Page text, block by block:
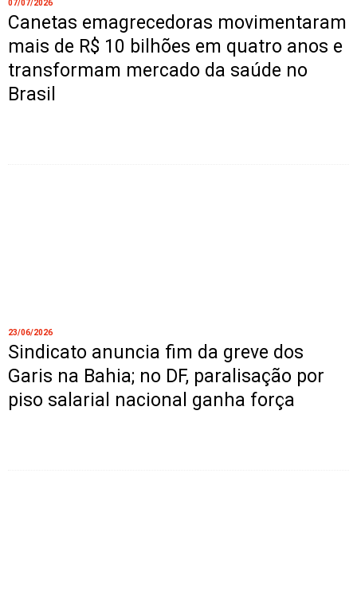
07/07/2026
Canetas emagrecedoras movimentaram
mais de R$ 10 bilhões em quatro anos e
transformam mercado da saúde no
Brasil
23/06/2026
Sindicato anuncia fim da greve dos
Garis na Bahia; no DF, paralisação por
piso salarial nacional ganha força